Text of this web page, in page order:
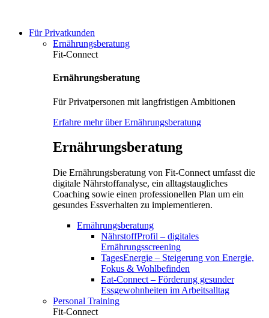
Für Privatkunden
Ernährungsberatung
Fit-Connect
Ernährungsberatung
Für Privatpersonen mit langfristigen Ambitionen
Erfahre mehr über Ernährungsberatung
Ernährungsberatung
Die Ernährungsberatung von Fit-Connect umfasst die
digitale Nährstoffanalyse, ein alltagstaugliches
Coaching sowie einen professionellen Plan um ein
gesundes Essverhalten zu implementieren.
Ernährungsberatung
NährstoffProfil – digitales
Ernährungsscreening
TagesEnergie – Steigerung von Energie,
Fokus & Wohlbefinden
Eat-Connect – Förderung gesunder
Essgewohnheiten im Arbeitsalltag
Personal Training
Fit-Connect